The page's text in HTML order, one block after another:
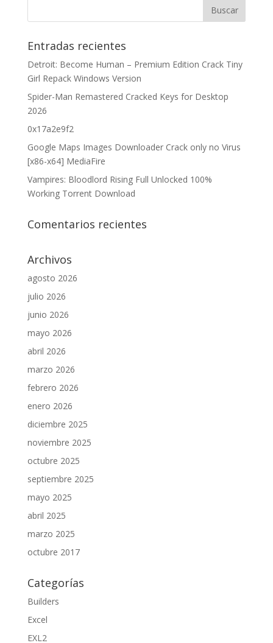
Entradas recientes
Detroit: Become Human – Premium Edition Crack Tiny
Girl Repack Windows Version
Spider-Man Remastered Cracked Keys for Desktop
2026
0x17a2e9f2
Google Maps Images Downloader Crack only no Virus
[x86-x64] MediaFire
Vampires: Bloodlord Rising Full Unlocked 100%
Working Torrent Download
Comentarios recientes
Archivos
agosto 2026
julio 2026
junio 2026
mayo 2026
abril 2026
marzo 2026
febrero 2026
enero 2026
diciembre 2025
noviembre 2025
octubre 2025
septiembre 2025
mayo 2025
abril 2025
marzo 2025
octubre 2017
Categorías
Builders
Excel
EXL2